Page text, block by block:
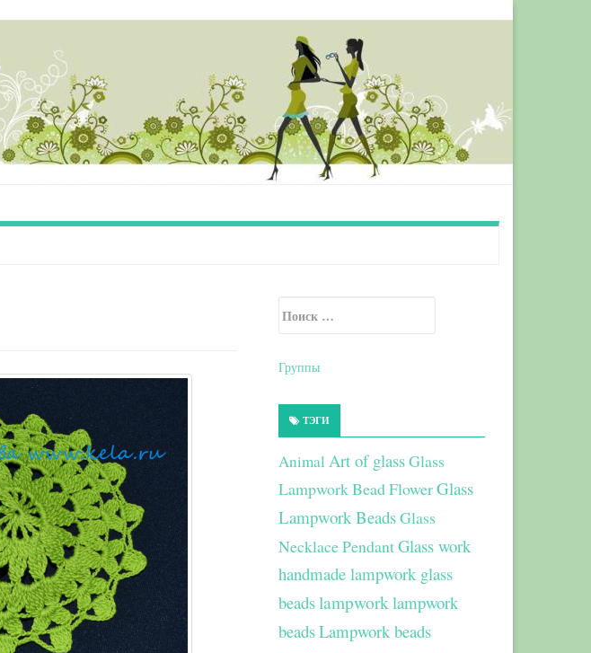
Secondary Sidebar
Группы
ТЭГИ
Animal Art of glassGlass
Lampwork Bead FlowerGlass
Lampwork BeadsGlass
Necklace PendantGlass work
handmade lampwork glass
beadslampworklampwork
beadsLampwork beads